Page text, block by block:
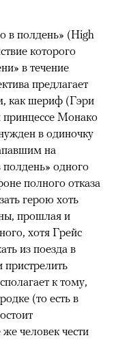
в полдень» (High
которого
в течение
предлагает
как шериф (Гэри
принцессе Монако
в одиночку
на
одного
полного отказа
герою хоть
прошлая и
хотя Грейс
из поезда в
к тому,
(то есть в
человек чести